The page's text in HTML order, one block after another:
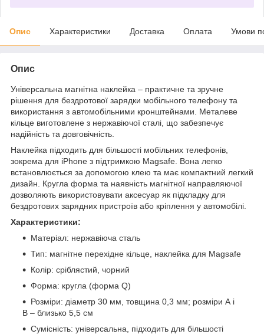
Опис Характеристики Доставка Оплата Умови
Опис
Універсальна магнітна наклейка – практичне та зручне
рішення для бездротової зарядки мобільного телефону та
використання з автомобільними кронштейнами. Металеве
кільце виготовлене з нержавіючої сталі, що забезпечує
надійність та довговічність.
Наклейка підходить для більшості мобільних телефонів,
зокрема для iPhone з підтримкою Magsafe. Вона легко
встановлюється за допомогою клею та має компактний легкий
дизайн. Кругла форма та наявність магнітної направляючої
дозволяють використовувати аксесуар як підкладку для
бездротових зарядних пристроїв або кріплення у автомобілі.
Характеристики:
Матеріал: нержавіюча сталь
Тип: магнітне перехідне кільце, наклейка для Magsafe
Колір: сріблястий, чорний
Форма: кругла (форма Q)
Розміри: діаметр 30 мм, товщина 0,3 мм; розміри А і
B – близько 5,5 см
Сумісність: універсальна, підходить для більшості